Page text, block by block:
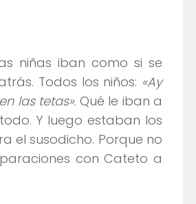
niñas iban como si se
Todos los niños: «Ay
las tetas». Qué le iban a
Y luego estaban los
el susodicho. Porque no
con Cateto a